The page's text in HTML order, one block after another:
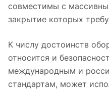
совместимы с
закрытие которых
К числу достоинств
относится и
международным и
стандартам, может